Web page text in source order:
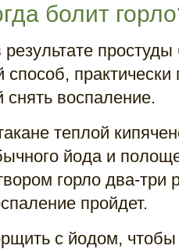
болит
простуды
способ, практически
воспаление.
теплой
йода и
горло два-три
пройдет.
с йодом, чтобы